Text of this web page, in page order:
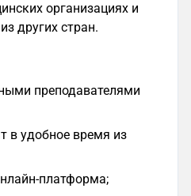
организациях и
других стран.
преподавателями
в удобное время из
платформа;